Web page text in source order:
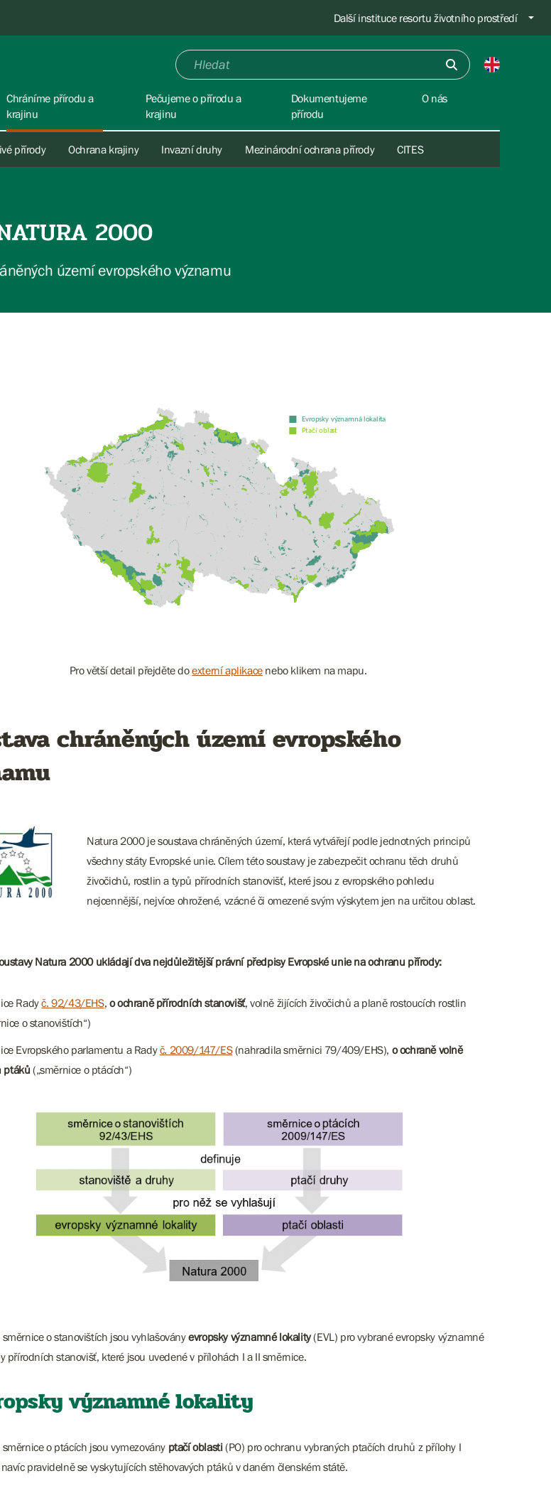
Další instituce resortu životního prostředí
Chráníme přírodu a
krajinu
přírody Ochrana krajiny Invazní druhy Mezinárodní ochrana přírody CITES
Pečujeme o přírodu a
krajinu
Dokumentujeme
přírodu
O nás
2000
území evropského významu
Pro větší detail přejděte doexterní aplikacenebo klikem na mapu.
chráněných území evropského
Natura 2000 je soustava chráněných území, která vytvářejí podle jednotných principů
všechny státy Evropské unie. Cílem této soustavy je zabezpečit ochranu těch druhů
živočichů, rostlin a typů přírodních stanovišť, které jsou z evropského pohledu
nejcennější, nejvíce ohrožené, vzácné či omezené svým výskytem jen na určitou oblast.
Natura 2000 ukládají dva nejdůležitější právní předpisy Evropské unie na ochranu přírody:
Radyč. 92/43/EHS, o ochraně přírodních stanovišť, volně žijících živočichů a planě rostoucích rostlin
o stanovištích“)
Evropského parlamentu a Radyč. 2009/147/ES(nahradila směrnici 79/409/EHS), o ochraně volně
ptáků („směrnice o ptácích“)
o stanovištích jsou vyhlašoványevropsky významné lokality(EVL) pro vybrané evropsky významné
přírodních stanovišť, které jsou uvedené v přílohách I a II směrnice.
významné lokality
o ptácích jsou vymezovány ptačí oblasti(PO) pro ochranu vybraných ptačích druhů z přílohy I
pravidelně se vyskytujících stěhovavých ptáků v daném členském státě.